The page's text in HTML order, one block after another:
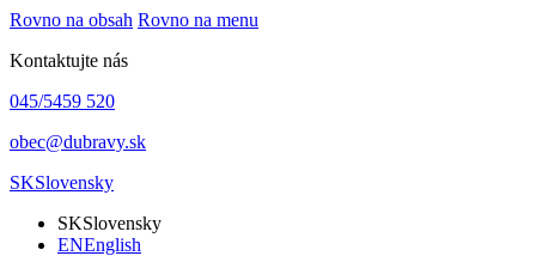
Rovno na obsah Rovno na menu
Kontaktujte nás
045/5459 520
obec@dubravy.sk
SKSlovensky
SKSlovensky
ENEnglish